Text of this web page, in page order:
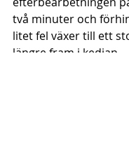
två minuter och
litet fel växer till ett
längre fram i kedjan.